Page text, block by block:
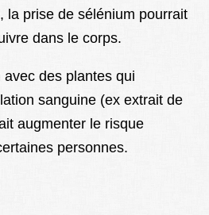
la prise de sélénium pourrait
dans le corps.
des plantes qui
sanguine (ex extrait de
augmenter le risque
personnes.